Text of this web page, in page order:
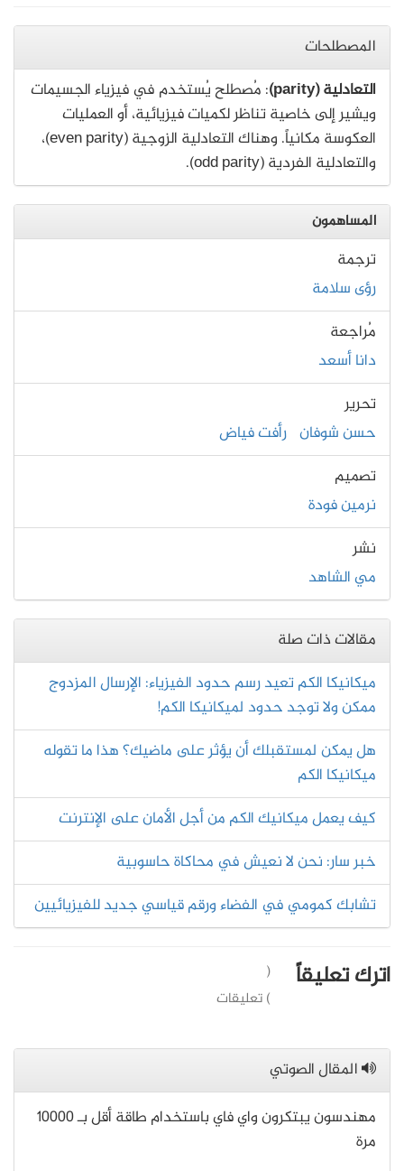
المصطلحات
التعادلية (parity)
: مُصطلح يُستخدم في فيزياء الجسيمات
ويشير إلى خاصية تناظر لكميات فيزيائية، أو العمليات
العكوسة مكانياً. وهناك التعادلية الزوجية (even parity)،
والتعادلية الفردية (odd parity).
المساهمون
ترجمة
رؤى سلامة
مُراجعة
دانا أسعد
تحرير
حسن شوفان رأفت فياض
تصميم
نرمين فودة
نشر
مي الشاهد
مقالات ذات صلة
ميكانيكا الكم تعيد رسم حدود الفيزياء: الإرسال المزدوج
ممكن ولا توجد حدود لميكانيكا الكم!
هل يمكن لمستقبلك أن يؤثر على ماضيك؟ هذا ما تقوله
ميكانيكا الكم
كيف يعمل ميكانيك الكم من أجل الأمان على الإنترنت
خبر سار: نحن لا نعيش في محاكاة حاسوبية
تشابك كمومي في الفضاء ورقم قياسي جديد للفيزيائيين
اترك تعليقاً
(
) تعليقات
المقال الصوتي
مهندسون يبتكرون واي فاي باستخدام طاقة أقل بـ 10000
مرة